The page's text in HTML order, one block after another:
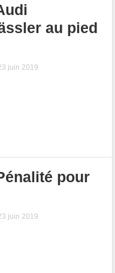
au pied
juin 2019
pour
juin 2019